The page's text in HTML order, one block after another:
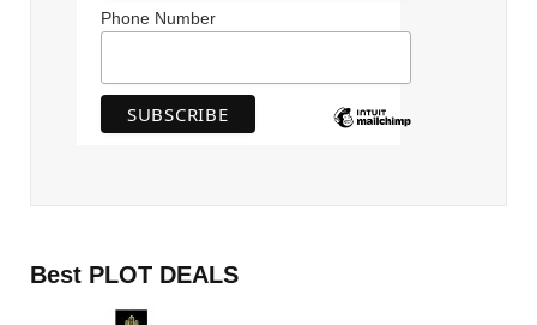
Phone Number
Best PLOT DEALS